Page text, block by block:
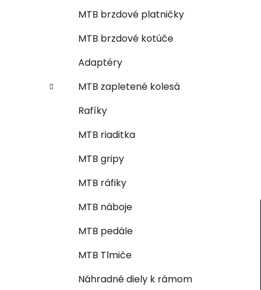
MTB brzdové platničky
MTB brzdové kotúče
Adaptéry
MTB zapletené kolesá
Rafíky
MTB riaditka
MTB gripy
MTB ráfiky
MTB náboje
MTB pedále
MTB Tlmiče
Náhradné diely k rámom